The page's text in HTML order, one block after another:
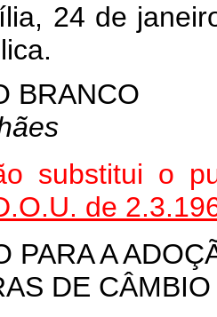
de janeiro
BRANCO
substitui o
de
PARA A
DE